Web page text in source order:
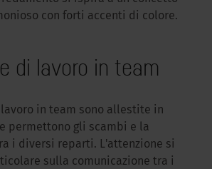
con forti accenti di colore.
di lavoro in team
in team sono allestite in
permettono gli scambi e la
i diversi reparti. L'attenzione si
sulla comunicazione tra i